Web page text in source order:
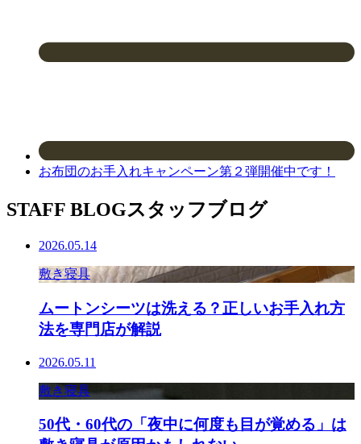
お布団のお手入れキャンペーン第２弾開催中です！
STAFF BLOGスタッフブログ
2026.05.14
敷き寝具
ムートンシーツは洗える？正しいお手入れ方
法を専門店が解説
2026.05.11
敷き寝具
50代・60代の「夜中に何度も目が覚める」は